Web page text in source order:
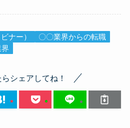
ナー）
〇〇業界からの転職
シェアしてね！